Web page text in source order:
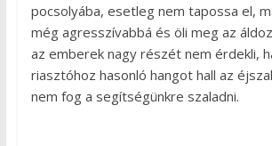
pocsolyába, esetleg nem tapossa el,
még agresszívabbá és öli meg az
az emberek nagy részét nem érdekli,
riasztóhoz hasonló hangot hall az
nem fog a segítségünkre szaladni.